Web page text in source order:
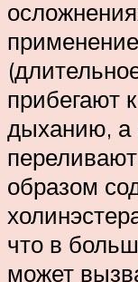
прибегают
дыханию, а
образом
что в
может